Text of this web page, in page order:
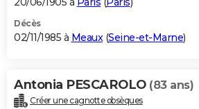
Décès
02/11/1985 à Meaux (Seine-et-Marne)
Antonia PESCAROLO (83 ans)
Créer une cagnotte obsèques